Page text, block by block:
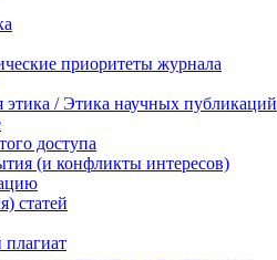
приоритеты журнала
/ Этика научных публикаций
доступа
(и конфликты интересов)
статей
плагиат